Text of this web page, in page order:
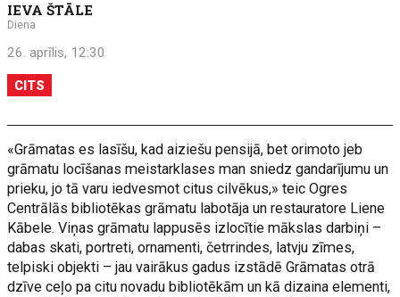
IEVA ŠTĀLE
Diena
26. aprīlis, 12:30
CITS
«Grāmatas es lasīšu, kad aiziešu pensijā, bet orimoto jeb
grāmatu locīšanas meistarklases man sniedz gandarījumu un
prieku, jo tā varu iedvesmot citus cilvēkus,» teic Ogres
Centrālās bibliotēkas grāmatu labotāja un restauratore Liene
Kābele. Viņas grāmatu lappusēs izlocītie mākslas darbiņi –
dabas skati, portreti, ornamenti, četrrindes, latvju zīmes,
telpiski objekti – jau vairākus gadus izstādē Grāmatas otrā
dzīve ceļo pa citu novadu bibliotēkām un kā dizaina elementi,